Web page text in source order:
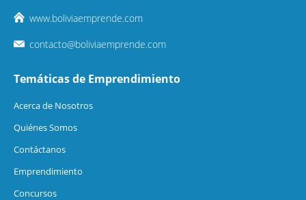
www.boliviaemprende.com
contacto@boliviaemprende.com
Temáticas de Emprendimiento
Acerca de Nosotros
Quiénes Somos
Contáctanos
Emprendimiento
Concursos